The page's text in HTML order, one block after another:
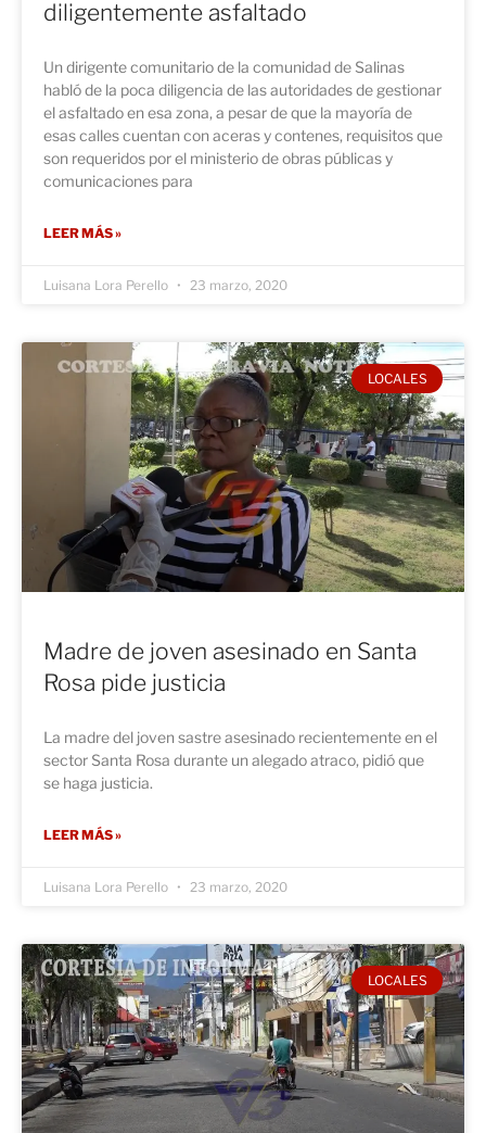
diligentemente asfaltado
Un dirigente comunitario de la comunidad de Salinas
habló de la poca diligencia de las autoridades de gestionar
el asfaltado en esa zona, a pesar de que la mayoría de
esas calles cuentan con aceras y contenes, requisitos que
son requeridos por el ministerio de obras públicas y
comunicaciones para
LEER MÁS »
Luisana Lora Perello 23 marzo, 2020
LOCALES
Madre de joven asesinado en Santa
Rosa pide justicia
La madre del joven sastre asesinado recientemente en el
sector Santa Rosa durante un alegado atraco, pidió que
se haga justicia.
LEER MÁS »
Luisana Lora Perello 23 marzo, 2020
LOCALES